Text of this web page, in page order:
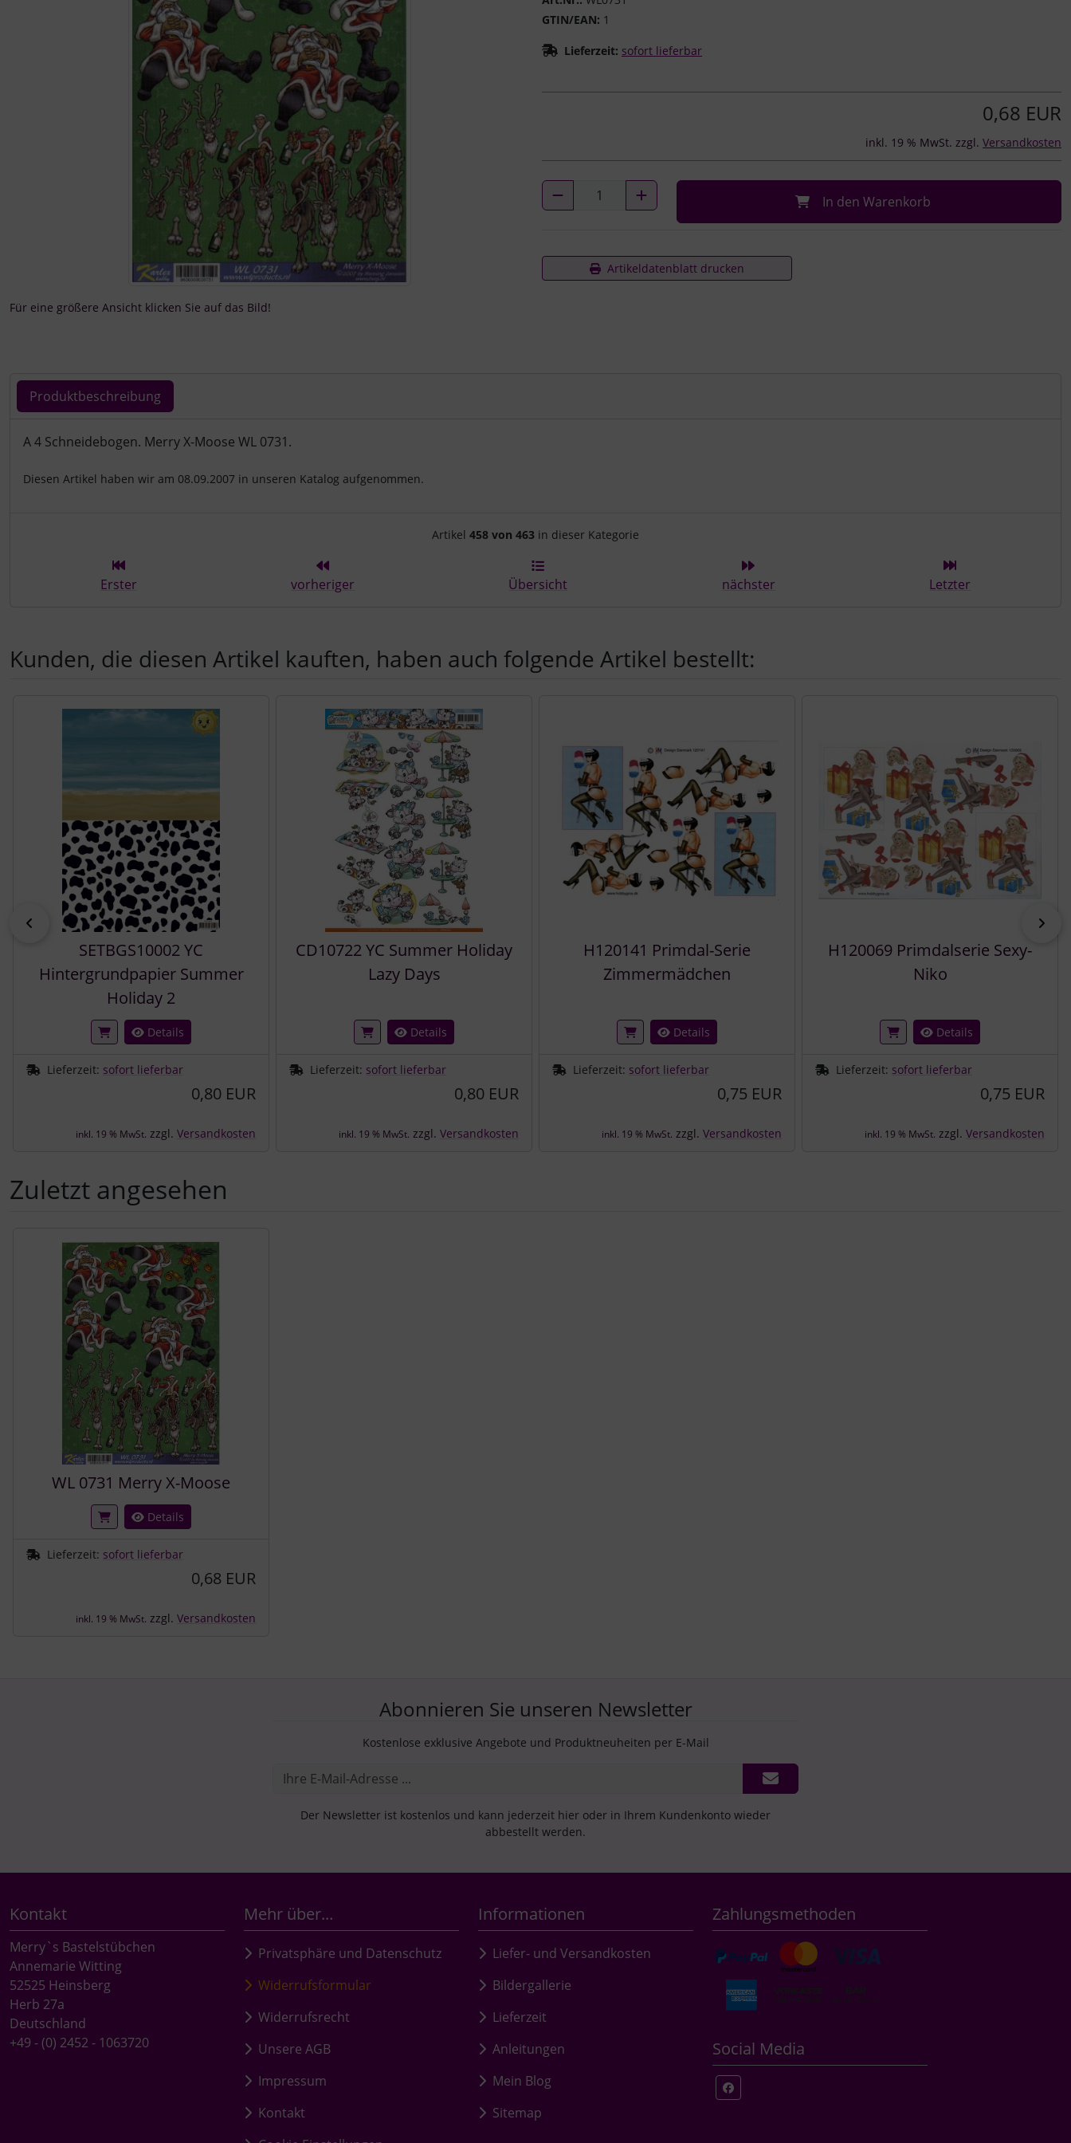
GTIN/EAN: 1
Lieferzeit: sofort lieferbar
Für eine größere Ansicht klicken Sie auf das Bild!
0,68 EUR
inkl. 19 % MwSt. zzgl. Versandkosten
In den Warenkorb
Artikeldatenblatt drucken
Produktbeschreibung
Produktbeschreibung
A 4 Schneidebogen. Merry X-Moose WL 0731.
Diesen Artikel haben wir am 08.09.2007 in unseren Katalog aufgenommen.
Artikelnavigation innerhalb dieser Kategorie
Artikel 458 von 463 in dieser Kategorie
Erster vorheriger Übersicht nächster Letzter
Kunden, die diesen Artikel kauften, haben auch folgende Artikel bestellt:
zurück
SETBGS10002 YC
Hintergrundpapier Summer
Holiday 2
Details
Lieferzeit: sofort lieferbar
0,80 EUR
inkl. 19 % MwSt. zzgl. Versandkosten
CD10722 YC Summer Holiday
Lazy Days
Details
Lieferzeit: sofort lieferbar
0,80 EUR
inkl. 19 % MwSt. zzgl. Versandkosten
H120141 Primdal-Serie
Zimmermädchen
Details
Lieferzeit: sofort lieferbar
0,75 EUR
inkl. 19 % MwSt. zzgl. Versandkosten
H120069 Primdalserie Sexy-
Niko
Details
Lieferzeit: sofort lieferbar
0,75 EUR
inkl. 19 % MwSt. zzgl. Versandkosten
Zuletzt angesehen
WL 0731 Merry X-Moose
Details
Lieferzeit: sofort lieferbar
0,68 EUR
inkl. 19 % MwSt. zzgl. Versandkosten
Abonnieren Sie unseren Newsletter
Kostenlose exklusive Angebote und Produktneuheiten per E-Mail
Der Newsletter ist kostenlos und kann jederzeit hier oder in Ihrem Kundenkonto wieder
abbestellt werden.
Kontakt
Merry`s Bastelstübchen
Annemarie Witting
52525 Heinsberg
Herb 27a
Deutschland
+49 - (0) 2452 - 1063720
Mehr über...
Privatsphäre und Datenschutz
Widerrufsformular
Widerrufsrecht
Unsere AGB
Impressum
Kontakt
Informationen
Liefer- und Versandkosten
Bildergallerie
Lieferzeit
Anleitungen
Mein Blog
Sitemap
Zahlungsmethoden
Social Media